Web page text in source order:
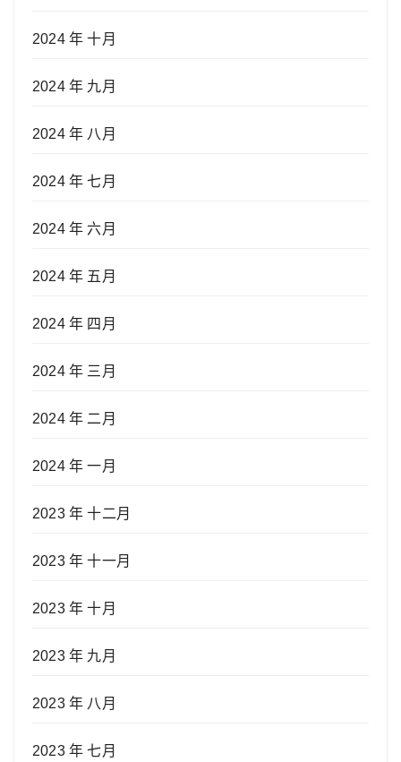
2024 年 十月
2024 年 九月
2024 年 八月
2024 年 七月
2024 年 六月
2024 年 五月
2024 年 四月
2024 年 三月
2024 年 二月
2024 年 一月
2023 年 十二月
2023 年 十一月
2023 年 十月
2023 年 九月
2023 年 八月
2023 年 七月